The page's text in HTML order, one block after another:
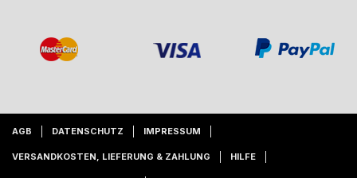
AGB DATENSCHUTZ IMPRESSUM
VERSANDKOSTEN, LIEFERUNG & ZAHLUNG HILFE